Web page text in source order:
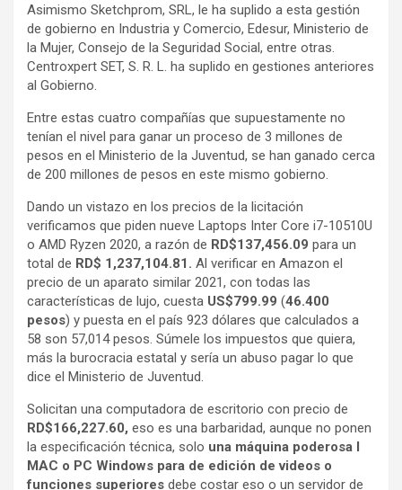
Asimismo Sketchprom, SRL, le ha suplido a esta gestión
de gobierno en Industria y Comercio, Edesur, Ministerio de
la Mujer, Consejo de la Seguridad Social, entre otras.
Centroxpert SET, S. R. L. ha suplido en gestiones anteriores
al Gobierno.
Entre estas cuatro compañías que supuestamente no
tenían el nivel para ganar un proceso de 3 millones de
pesos en el Ministerio de la Juventud, se han ganado cerca
de 200 millones de pesos en este mismo gobierno.
Dando un vistazo en los precios de la licitación
verificamos que piden nueve Laptops Inter Core i7-10510U
o AMD Ryzen 2020, a razón de RD$137,456.09 para un
total de RD$ 1,237,104.81. Al verificar en Amazon el
precio de un aparato similar 2021, con todas las
características de lujo, cuesta US$799.99 (46.400
pesos) y puesta en el país 923 dólares que calculados a
58 son 57,014 pesos. Súmele los impuestos que quiera,
más la burocracia estatal y sería un abuso pagar lo que
dice el Ministerio de Juventud.
Solicitan una computadora de escritorio con precio de
RD$166,227.60, eso es una barbaridad, aunque no ponen
la especificación técnica, solo una máquina poderosa I
MAC o PC Windows para de edición de videos o
funciones superiores debe costar eso o un servidor de